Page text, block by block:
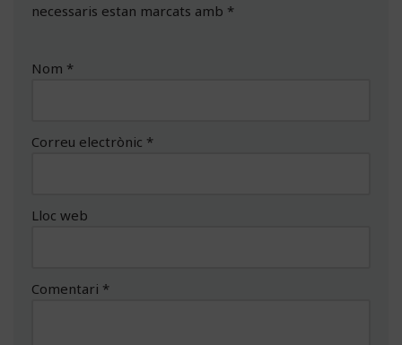
necessaris estan marcats amb *
Nom *
Correu electrònic *
Lloc web
Comentari *